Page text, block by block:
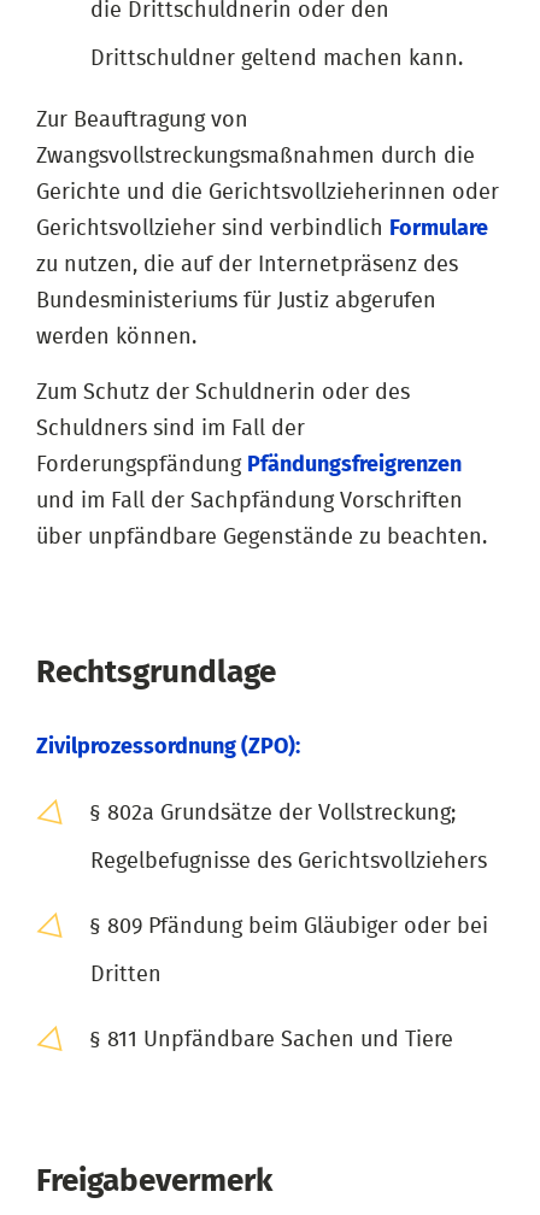
die Drittschuldnerin oder den
Drittschuldner geltend machen kann.
Zur Beauftragung von
Zwangsvollstreckungsmaßnahmen durch die
Gerichte und die Gerichtsvollzieherinnen oder
Gerichtsvollzieher sind verbindlich
Formulare
zu nutzen, die auf der Internetpräsenz des
Bundesministeriums für Justiz abgerufen
werden können.
Zum Schutz der Schuldnerin oder des
Schuldners sind im Fall der
Forderungspfändung Pfändungsfreigrenzen
und im Fall der Sachpfändung Vorschriften
über unpfändbare Gegenstände zu beachten.
Rechtsgrundlage
Zivilprozessordnung (ZPO):
§ 802a Grundsätze der Vollstreckung;
Regelbefugnisse des Gerichtsvollziehers
§ 809 Pfändung beim Gläubiger oder bei
Dritten
§ 811 Unpfändbare Sachen und Tiere
Freigabevermerk